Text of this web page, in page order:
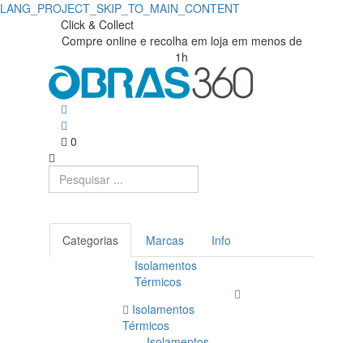
LANG_PROJECT_SKIP_TO_MAIN_CONTENT
Click & Collect
Compre online e recolha em loja em menos de
1h
0
Categorias Marcas
Info
Isolamentos
Térmicos
Isolamentos
Térmicos